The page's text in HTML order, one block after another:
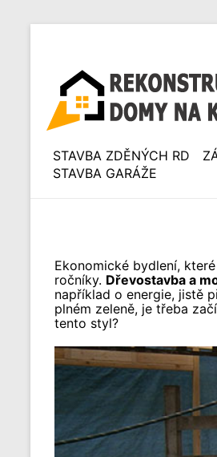
STAVBA ZDĚNÝCH RD
STAVBA GARÁŽE
Ekonomické bydlení,
ročníky. Dřevostavba a
například o energie, jistě
plném zeleně, je třeba
tento styl?